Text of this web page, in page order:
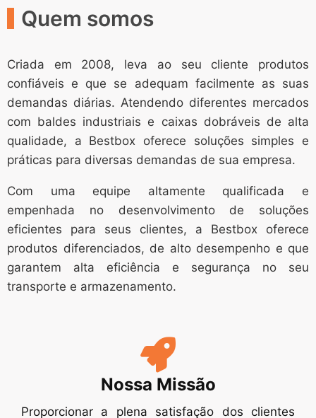
Quem somos
Criada em 2008, leva ao seu cliente produtos
confiáveis e que se adequam facilmente as suas
demandas diárias. Atendendo diferentes mercados
com baldes industriais e caixas dobráveis de alta
qualidade, a Bestbox oferece soluções simples e
práticas para diversas demandas de sua empresa.
Com uma equipe altamente qualificada e
empenhada no desenvolvimento de soluções
eficientes para seus clientes, a Bestbox oferece
produtos diferenciados, de alto desempenho e que
garantem alta eficiência e segurança no seu
transporte e armazenamento.
Nossa Missão
Proporcionar a plena satisfação dos clientes